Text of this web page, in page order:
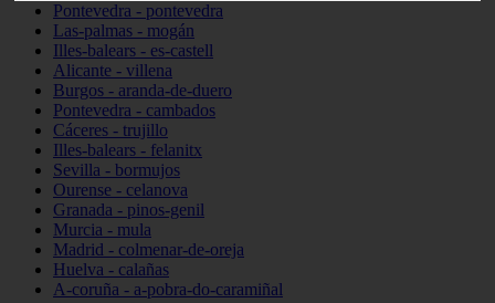
Pontevedra - pontevedra
Las-palmas - mogán
Illes-balears - es-castell
Alicante - villena
Burgos - aranda-de-duero
Pontevedra - cambados
Cáceres - trujillo
Illes-balears - felanitx
Sevilla - bormujos
Ourense - celanova
Granada - pinos-genil
Murcia - mula
Madrid - colmenar-de-oreja
Huelva - calañas
A-coruña - a-pobra-do-caramiñal